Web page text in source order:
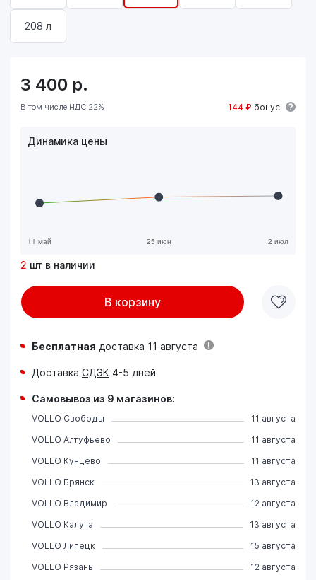
208 л
3 400 р.
В том числе НДС 22% 144 ₽ бонус
Динамика цены
2 шт в наличии
В корзину
Бесплатная доставка 11 августа
Доставка СДЭК 4-5 дней
Самовывоз из 9 магазинов:
VOLLO Свободы
11 августа
VOLLO Алтуфьево
11 августа
VOLLO Кунцево
11 августа
VOLLO Брянск
13 августа
VOLLO Владимир
12 августа
VOLLO Калуга
13 августа
VOLLO Липецк
15 августа
VOLLO Рязань
12 августа